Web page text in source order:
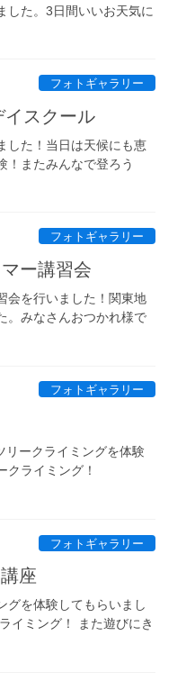
した。3日間いいお天気に
フォトギャラリー
イスクール
した！当日は天候にも恵
！またみんなで登ろう
フォトギャラリー
ー講習会
会を行いました！関東地
。みなさんおつかれ様で
フォトギャラリー
リークライミングを体験
クライミング！
フォトギャラリー
座
グを体験してもらいまし
イミング！ また遊びにき